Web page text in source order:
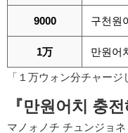
9000 구천원
1万 만원어
「１万ウォン分チャー
『만원어치 충전
マノォノチ チュンジョ